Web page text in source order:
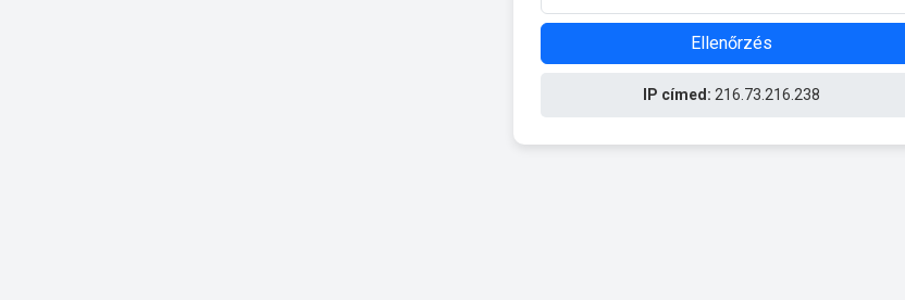
Ellenőrzés
IP címed: 216.73.216.238